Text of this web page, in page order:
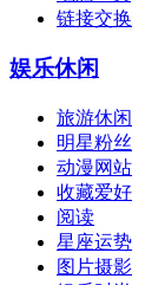
链接交换
娱乐休闲
旅游休闲
明星粉丝
动漫网站
收藏爱好
阅读
星座运势
图片摄影